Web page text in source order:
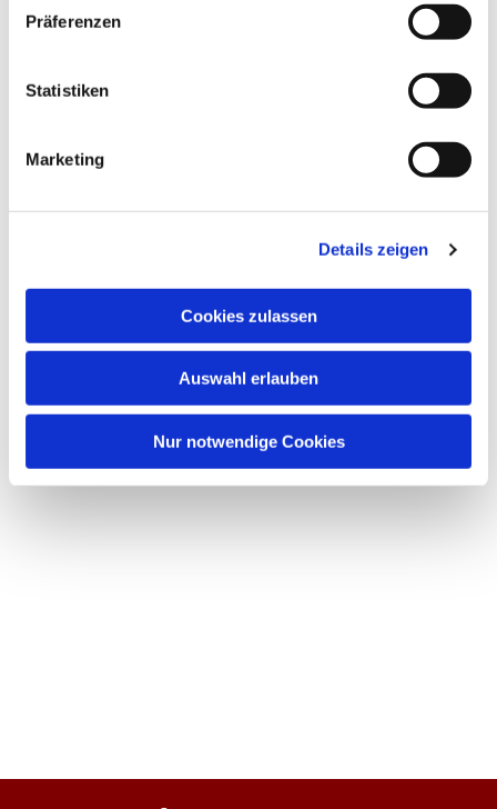
Präferenzen
Statistiken
Marketing
Details zeigen
Cookies zulassen
Auswahl erlauben
Nur notwendige Cookies